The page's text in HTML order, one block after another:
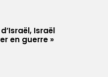
Israël
en guerre »